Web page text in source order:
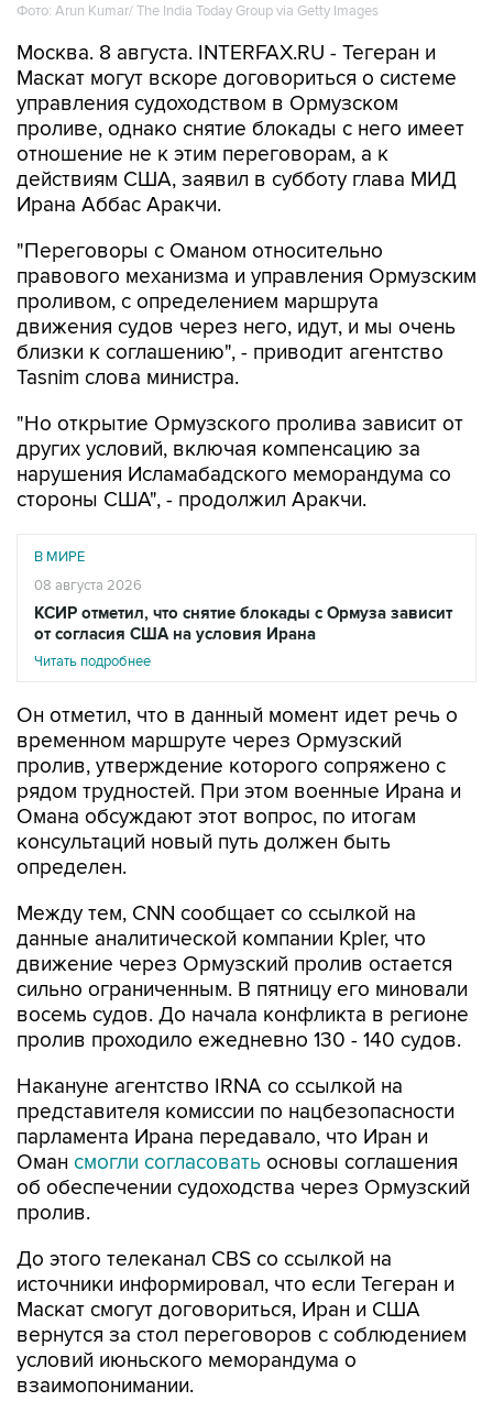
Фото: Arun Kumar/ The India Today Group via Getty Images
Москва. 8 августа. INTERFAX.RU - Тегеран и
Маскат могут вскоре договориться о системе
управления судоходством в Ормузском
проливе, однако снятие блокады с него имеет
отношение не к этим переговорам, а к
действиям США, заявил в субботу глава МИД
Ирана Аббас Аракчи.
"Переговоры с Оманом относительно
правового механизма и управления Ормузским
проливом, с определением маршрута
движения судов через него, идут, и мы очень
близки к соглашению", - приводит агентство
Tasnim слова министра.
"Но открытие Ормузского пролива зависит от
других условий, включая компенсацию за
нарушения Исламабадского меморандума со
стороны США", - продолжил Аракчи.
В МИРЕ
08 августа 2026
КСИР отметил, что снятие блокады с Ормуза зависит
от согласия США на условия Ирана
Читать подробнее
Он отметил, что в данный момент идет речь о
временном маршруте через Ормузский
пролив, утверждение которого сопряжено с
рядом трудностей. При этом военные Ирана и
Омана обсуждают этот вопрос, по итогам
консультаций новый путь должен быть
определен.
Между тем, CNN сообщает со ссылкой на
данные аналитической компании Kpler, что
движение через Ормузский пролив остается
сильно ограниченным. В пятницу его миновали
восемь судов. До начала конфликта в регионе
пролив проходило ежедневно 130 - 140 судов.
Накануне агентство IRNA со ссылкой на
представителя комиссии по нацбезопасности
парламента Ирана передавало, что Иран и
Оман смогли согласовать основы соглашения
об обеспечении судоходства через Ормузский
пролив.
До этого телеканал CBS со ссылкой на
источники информировал, что если Тегеран и
Маскат смогут договориться, Иран и США
вернутся за стол переговоров с соблюдением
условий июньского меморандума о
взаимопонимании.